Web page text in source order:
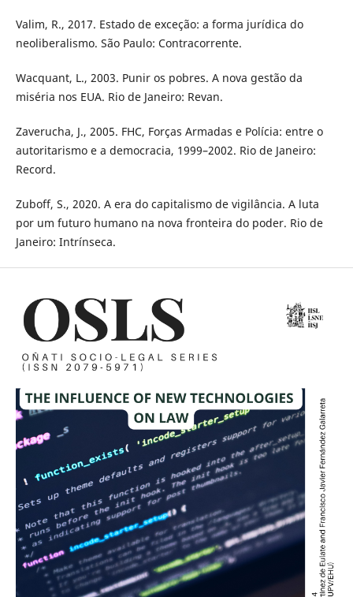
Valim, R., 2017. Estado de exceção: a forma jurídica do
neoliberalismo. São Paulo: Contracorrente.
Wacquant, L., 2003. Punir os pobres. A nova gestão da
miséria nos EUA. Rio de Janeiro: Revan.
Zaverucha, J., 2005. FHC, Forças Armadas e Polícia: entre o
autoritarismo e a democracia, 1999–2002. Rio de Janeiro:
Record.
Zuboff, S., 2020. A era do capitalismo de vigilância. A luta
por um futuro humano na nova fronteira do poder. Rio de
Janeiro: Intrínseca.